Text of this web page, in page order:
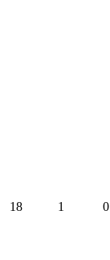
18 1 0